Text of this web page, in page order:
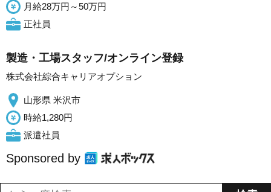
月給28万円～50万円
正社員
製造・工場スタッフ/オンライン登録
株式会社綜合キャリアオプション
山形県 米沢市
時給1,280円
派遣社員
Sponsored by